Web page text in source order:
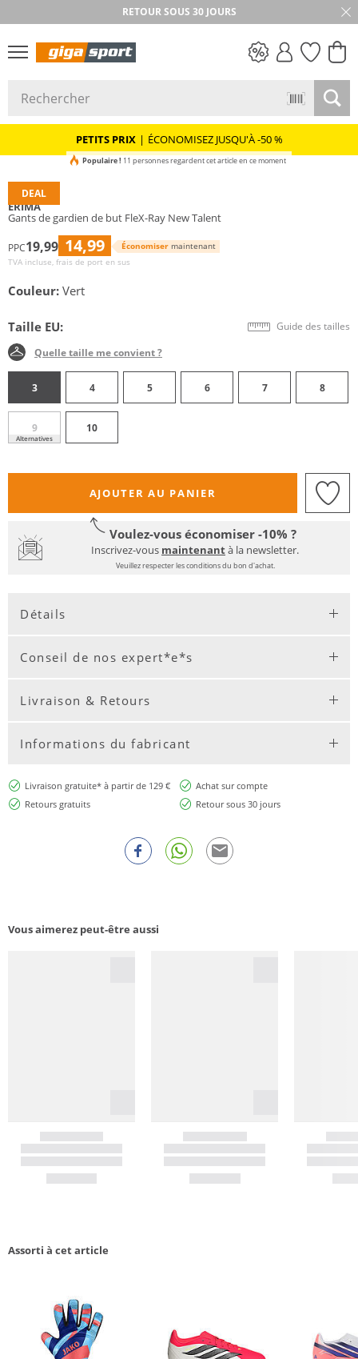
RETOUR SOUS 30 JOURS
PETITS PRIX | ÉCONOMISEZ JUSQU'À -50 %
DEAL
Populaire ! 11 personnes regardent cet article en ce moment
ERIMA
Gants de gardien de but FleX-Ray New Talent
PPC19,99 14,99 Économiser maintenant
TVA incluse, frais de port en sus
Couleur: Vert
Taille EU: Guide des tailles
Quelle taille me convient ?
3 4 5 6 7 8
9
Alternatives
10
AJOUTER AU PANIER
Voulez-vous économiser -10% ?
Inscrivez-vous maintenantà la newsletter.
Veuillez respecter les conditions du bon d'achat.
Détails
Conseil de nos expert*e*s
Livraison & Retours
Informations du fabricant
Livraison gratuite* à partir de 129 €
Achat sur compte
Retours gratuits
Retour sous 30 jours
Vous aimerez peut-être aussi
Assorti à cet article